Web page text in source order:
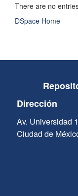
There are no
DSpace Home
Dirección
Av. Universidad
Ciudad de